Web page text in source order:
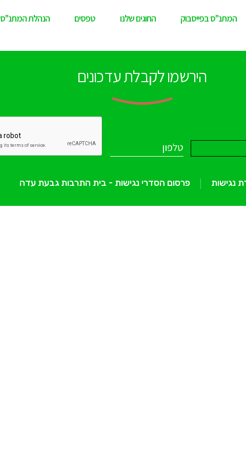
המתנ"ס בפייסבוק החוגים שלנו טפסים הנהלת המתנ"ס
הירשמו לקבלת עדכונים
נגישות פרסום הסדרי נגישות - בית התרבות גבעת עדה